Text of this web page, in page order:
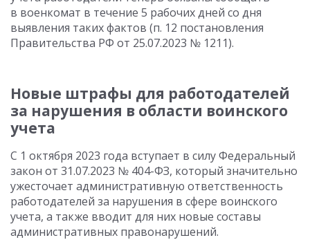
в военкомат в течение 5 рабочих дней со дня
выявления таких фактов (п. 12 постановления
Правительства РФ от 25.07.2023 № 1211).
Новые штрафы для работодателей
за нарушения в области воинского
учета
С 1 октября 2023 года вступает в силу Федеральный
закон от 31.07.2023 № 404-ФЗ, который значительно
ужесточает административную ответственность
работодателей за нарушения в сфере воинского
учета, а также вводит для них новые составы
административных правонарушений.